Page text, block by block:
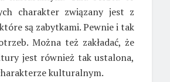
charakter związany jest z
są zabytkami. Pewnie i tak
Można też zakładać, że
jest również tak ustalona,
kulturalnym.